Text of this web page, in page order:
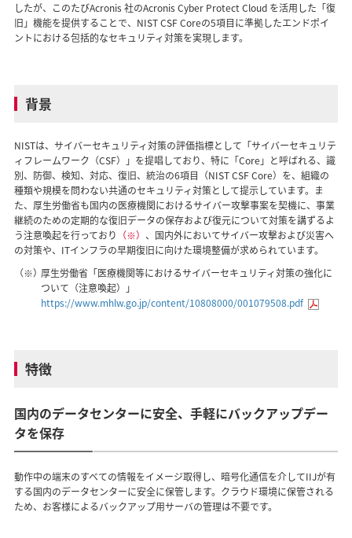
したが、このたびAcronis 社のAcronis Cyber Protect Cloud を活用した「復
旧」機能を提供することで、NIST CSF Coreの5項目に準拠したエンドポイ
ントにおける包括的なセキュリティ対策を実現します。
背景
NISTは、サイバーセキュリティ対策の評価指標として「サイバーセキュリテ
ィフレームワーク（CSF）」を提唱しており、特に「Core」と呼ばれる、識
別、防御、検知、対応、復旧、統治の6項目（NIST CSF Core）を、組織の
種類や規模を問わない共通のセキュリティ対策として提示しています。ま
た、厚生労働省も国内の医療機関におけるサイバー攻撃事案を契機に、事業
継続のための定期的な復旧データの保存および復元について対策を講ずるよ
う注意喚起を行っており （※） 、国内外においてサイバー攻撃および災害へ
の対策や、ITインフラの早期復旧に向けた環境整備が求められています。
（※）厚生労働省「医療機関等におけるサイバーセキュリティ対策の強化に
ついて（注意喚起）」
https://www.mhlw.go.jp/content/10808000/001079508.pdf
特徴
国内のデータセンターに安全、手軽にバックアップデー
タを保存
動作中の端末のすべての情報をイメージ取得し、暗号化通信を介してIIJが有
する国内のデータセンターに安全に保管します。クラウド環境に保管される
ため、お客様によるバックアップ用サーバの管理は不要です。